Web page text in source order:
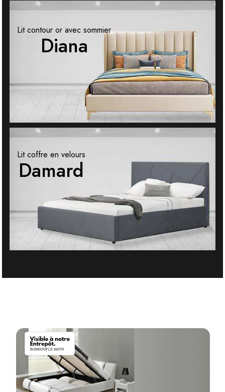
Lit contour or avec sommier
Diana
Lit coffre en velours
Damard